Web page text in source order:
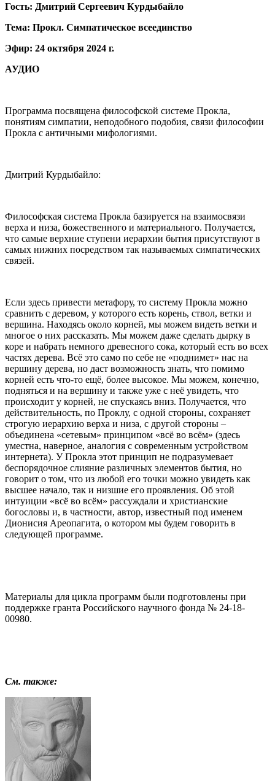
Гость: Дмитрий Сергеевич Курдыбайло
Тема: Прокл. Симпатическое всеединство
Эфир: 24 октября 2024 г.
АУДИО
Программа посвящена философской системе Прокла,
понятиям симпатии, неподобного подобия, связи философии
Прокла с античными мифологиями.
Дмитрий Курдыбайло:
Философская система Прокла базируется на взаимосвязи
верха и низа, божественного и материального. Получается,
что самые верхние ступени иерархии бытия присутствуют в
самых нижних посредством так называемых симпатических
связей.
Если здесь привести метафору, то систему Прокла можно
сравнить с деревом, у которого есть корень, ствол, ветки и
вершина. Находясь около корней, мы можем видеть ветки и
многое о них рассказать. Мы можем даже сделать дырку в
коре и набрать немного древесного сока, который есть во всех
частях дерева. Всё это само по себе не «поднимет» нас на
вершину дерева, но даст возможность знать, что помимо
корней есть что-то ещё, более высокое. Мы можем, конечно,
подняться и на вершину и также уже с неё увидеть, что
происходит у корней, не спускаясь вниз. Получается, что
действительность, по Проклу, с одной стороны, сохраняет
строгую иерархию верха и низа, с другой стороны –
объединена «сетевым» принципом «всё во всём» (здесь
уместна, наверное, аналогия с современным устройством
интернета). У Прокла этот принцип не подразумевает
беспорядочное слияние различных элементов бытия, но
говорит о том, что из любой его точки можно увидеть как
высшее начало, так и низшие его проявления. Об этой
интуиции «всё во всём» рассуждали и христианские
богословы и, в частности, автор, известный под именем
Дионисия Ареопагита, о котором мы будем говорить в
следующей программе.
Материалы для цикла программ были подготовлены при
поддержке гранта Российского научного фонда № 24-18-
00980.
См. также: